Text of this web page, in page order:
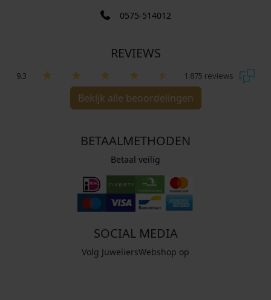
0575-514012
REVIEWS
9.3 1.875 reviews
Bekijk alle beoordelingen
BETAALMETHODEN
Betaal veilig
SOCIAL MEDIA
Volg JuweliersWebshop op